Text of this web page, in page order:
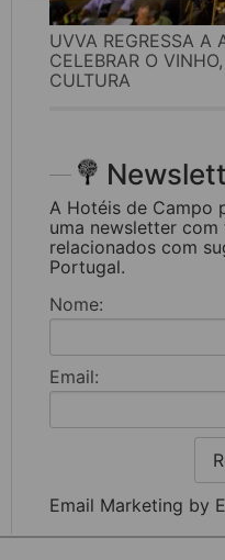
UVVA REGRESSA A
CELEBRAR O
CULTURA
A Hotéis de Campo
uma newsletter
relacionados com
Portugal.
Nome:
Email:
Email Marketing by